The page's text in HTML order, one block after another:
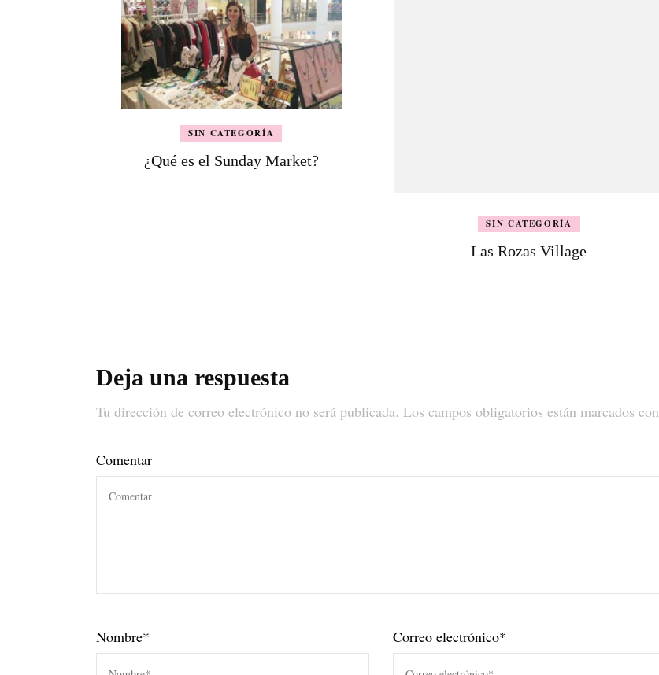
SIN CATEGORÍA
¿Qué es el Sunday Market?
SIN CATEGORÍA
Las Rozas Village
Deja una respuesta
Tu dirección de correo electrónico no será publicada. Los campos obligatorios están marcados con
Comentar
Nombre* Correo electrónico*